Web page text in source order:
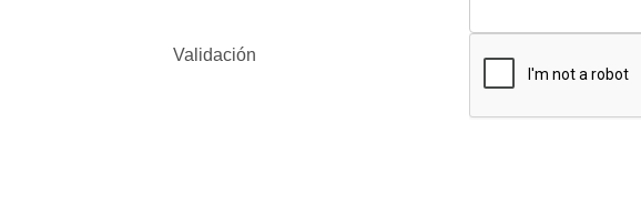
Validación